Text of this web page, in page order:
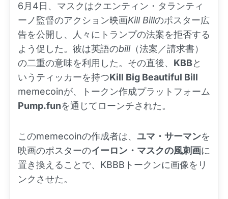
6月4日、マスクはクエンティン・タランティ
ーノ監督のアクション映画Kill Billのポスター広
告を公開し、人々にトランプの法案を拒否する
よう促した。彼は英語のbill（法案／請求書）
の二重の意味を利用した。その直後、 KBBと
いうティッカーを持つKill Big Beautiful Bill
memecoinが、トークン作成プラットフォーム
Pump.funを通じてローンチされた。
このmemecoinの作成者は、 ユマ・サーマンを
映画のポスターのイーロン・マスクの風刺画に
置き換えることで、KBBBトークンに画像をリ
ンクさせた。